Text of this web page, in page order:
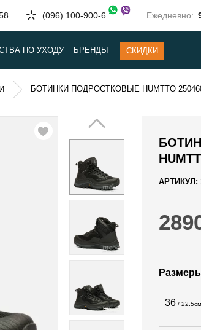
(096) 100-900-6 Ежедневно:
ПО УХОДУ БРЕНДЫ СКИДКИ
БОТИНКИ ПОДРОСТКОВЫЕ HUMTTO
АРТИКУЛ:
36 / 22.5см